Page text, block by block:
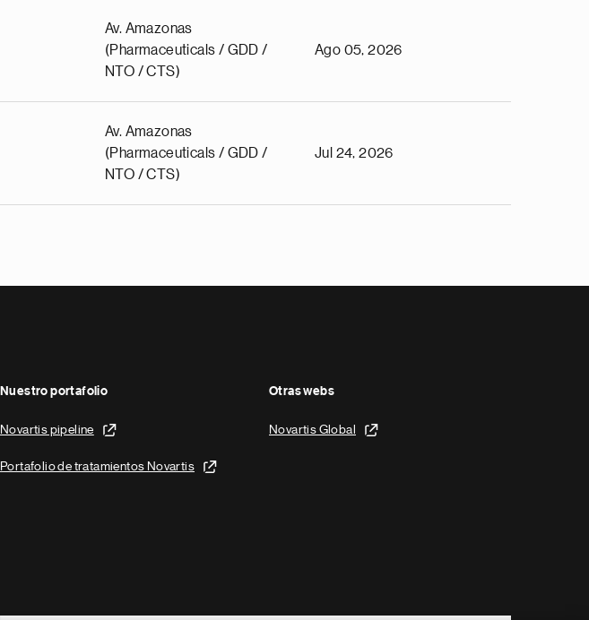
Av. Amazonas
(Pharmaceuticals / GDD /
NTO / CTS)
Ago 05, 2026
Av. Amazonas
(Pharmaceuticals / GDD /
NTO / CTS)
Jul 24, 2026
Nuestro portafolio
Novartis pipeline
Portafolio de tratamientos Novartis
Otras webs
Novartis Global